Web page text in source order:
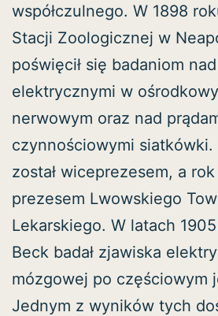
współczulnego. W 1898
Stacji Zoologicznej w
poświęcił się badaniom
elektrycznymi w
nerwowym oraz nad
czynnościowymi siatkówki.
został wiceprezesem, a
prezesem Lwowskiego
Lekarskiego. W latach
Beck badał zjawiska
mózgowej po częściowym
Jednym z wyników tych